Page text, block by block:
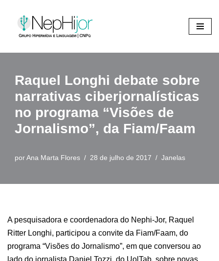
Pular
o
Raquel Longhi debate sobre
narrativas ciberjornalísticas
no programa “Visões de
Jornalismo”, da Fiam/Faam
porAna Marta Flores 28 de julho de 2017 Janelas
A pesquisadora e coordenadora do Nephi-Jor, Raquel
Ritter Longhi, participou a convite da Fiam/Faam, do
programa “Visões do Jornalismo”, em que conversou ao
lado do jornalista Daniel Tozzi, do UolTab, sobre novas